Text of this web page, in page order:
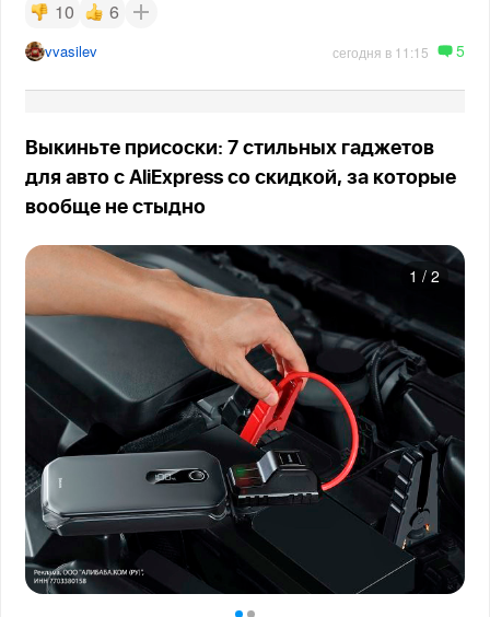
10 6
vvasilev сегодня в 11:15 5
Выкиньте присоски: 7 стильных гаджетов
для авто с AliExpress со скидкой, за которые
вообще не стыдно
1 / 2